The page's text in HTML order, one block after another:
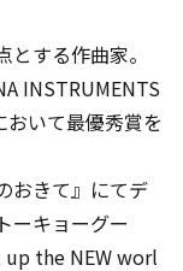
する作曲家。
INSTRUMENTS
いて最優秀賞を
おきて』にてデ
ーキョーグー
up the NEW worl